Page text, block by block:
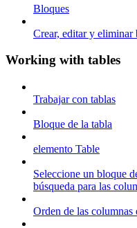
Bloques
Crear, editar y eliminar
Working with tables
Trabajar con tablas
Bloque de la tabla
elemento Table
Seleccione un bloque
búsqueda para las
Orden de las columnas